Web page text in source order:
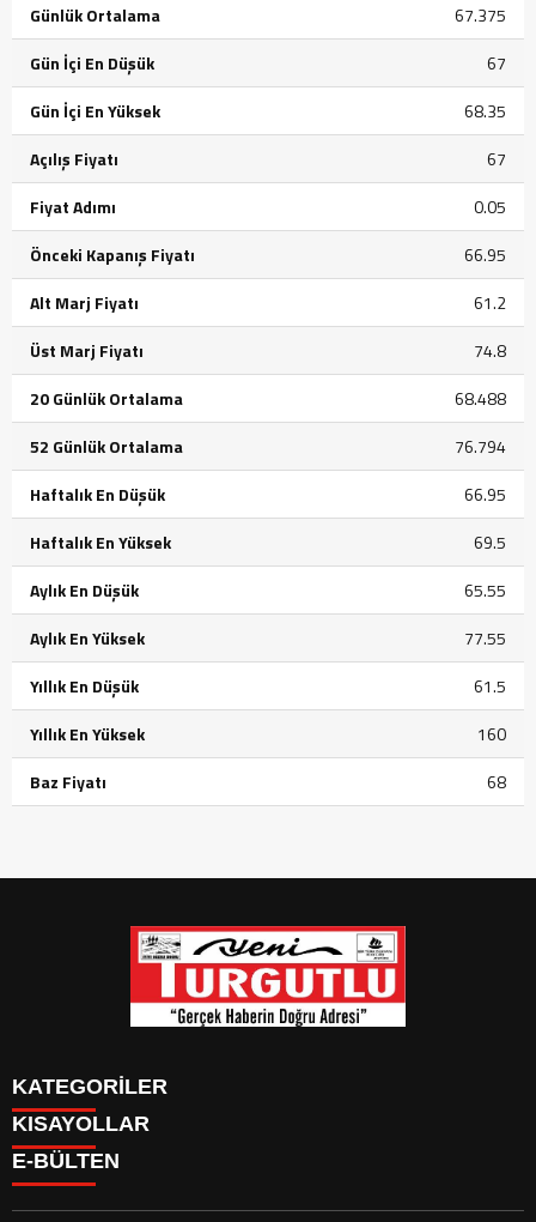
Günlük Ortalama
67.375
Gün İçi En Düşük
67
Gün İçi En Yüksek
68.35
Açılış Fiyatı
67
Fiyat Adımı
0.05
Önceki Kapanış Fiyatı
66.95
Alt Marj Fiyatı
61.2
Üst Marj Fiyatı
74.8
20 Günlük Ortalama
68.488
52 Günlük Ortalama
76.794
Haftalık En Düşük
66.95
Haftalık En Yüksek
69.5
Aylık En Düşük
65.55
Aylık En Yüksek
77.55
Yıllık En Düşük
61.5
Yıllık En Yüksek
160
Baz Fiyatı
68
KATEGORİLER
GÜNDEM
SİYASET
KISAYOLLAR
GÜNDEM
SİYASET
E-BÜLTEN